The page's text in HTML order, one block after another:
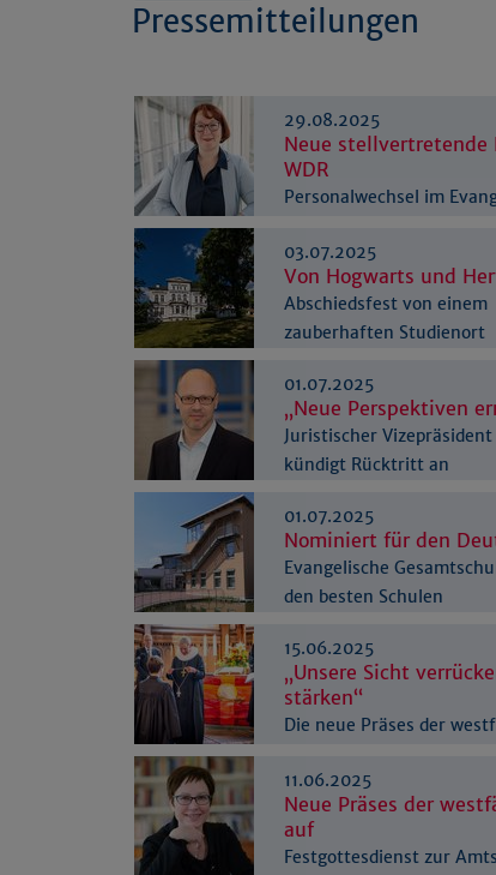
Pressemitteilungen
29.08.2025
Neue
WDR
Personalwechsel im
03.07.2025
Von Hogwarts und
Abschiedsfest von einem
zauberhaften Studienort
01.07.2025
„Neue Perspektiven
Juristischer
kündigt Rücktritt an
01.07.2025
Nominiert für den
Evangelische
den besten Schulen
15.06.2025
„Unsere Sicht
stärken“
Die neue Präses der
11.06.2025
Neue Präses der
auf
Festgottesdienst zur